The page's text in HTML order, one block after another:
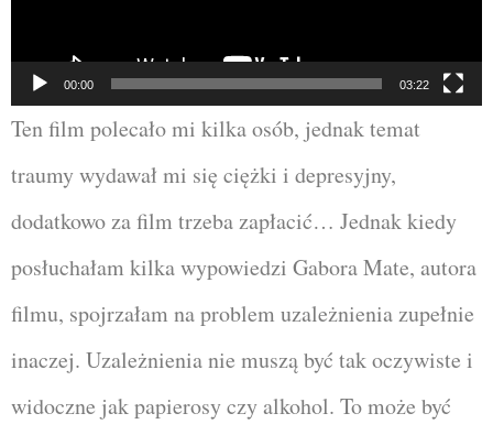
00:00 03:22
Ten film polecało mi kilka osób, jednak temat
traumy wydawał mi się ciężki i depresyjny,
dodatkowo za film trzeba zapłacić… Jednak kiedy
posłuchałam kilka wypowiedzi Gabora Mate, autora
filmu, spojrzałam na problem uzależnienia zupełnie
inaczej. Uzależnienia nie muszą być tak oczywiste i
widoczne jak papierosy czy alkohol. To może być